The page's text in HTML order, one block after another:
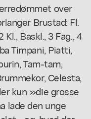
over
Brustad: Fl.
Kl., Baskl., 3 Fag., 4
Timpani, Piatti,
Tam-tam,
Celesta,
kun »die grosse
lade den unge